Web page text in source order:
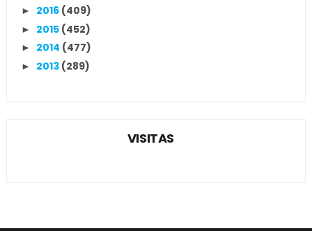
► 2016 (409)
► 2015 (452)
► 2014 (477)
► 2013 (289)
VISITAS